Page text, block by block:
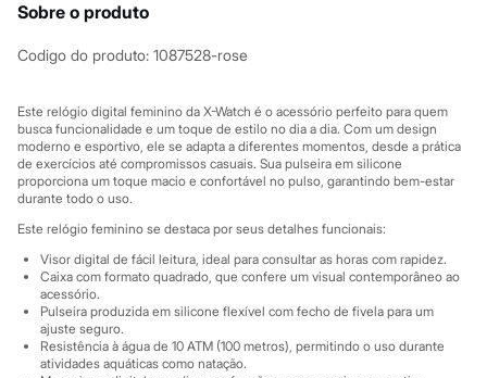
Relógios
Botas
Sandálias
Sapatilhas
Tênis
Marcas
City
Clock House
Mindset
Sawary
Yessica
Moda esportiva
Acessórios
Blusas
Calçados
Leggings
Sobre o produto
Codigo do produto: 1087528-rose
Este relógio digital feminino da X-Watch é o acessório perfeito para quem
busca funcionalidade e um toque de estilo no dia a dia. Com um design
moderno e esportivo, ele se adapta a diferentes momentos, desde a prática
de exercícios até compromissos casuais. Sua pulseira em silicone
proporciona um toque macio e confortável no pulso, garantindo bem-estar
durante todo o uso.
Este relógio feminino se destaca por seus detalhes funcionais:
Visor digital de fácil leitura, ideal para consultar as horas com rapidez.
Caixa com formato quadrado, que confere um visual contemporâneo ao
acessório.
Pulseira produzida em silicone flexível com fecho de fivela para um
ajuste seguro.
Resistência à água de 10 ATM (100 metros), permitindo o uso durante
atividades aquáticas como natação.